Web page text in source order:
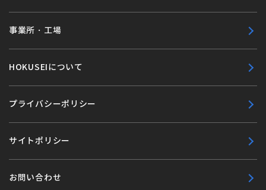
事業所・工場
HOKUSEIについて
プライバシーポリシー
サイトポリシー
お問い合わせ